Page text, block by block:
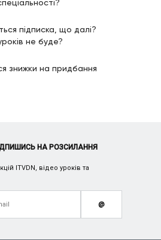
підписка, що далі?
не буде?
знижки на придбання
НА РОЗСИЛАННЯ
ITVDN, відео уроків та
@